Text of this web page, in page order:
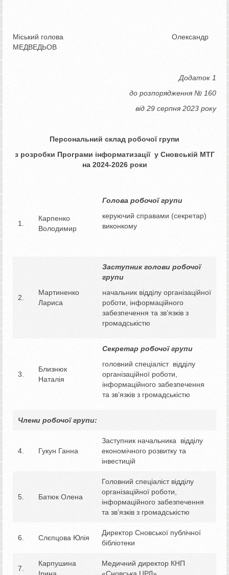
Міський голова Олександр
МЕДВЕДЬОВ
Додаток 1
до розпорядження № 160
від 29 серпня 2023 року
Персональний склад робочої групи
з розробки Програми інформатизації у Сновській МТГ
на 2024-2026 роки
1.
Карпенко
Володимир
Голова робочої групи
керуючий справами (секретар)
виконкому
2.
Мартиненко
Лариса
Заступник голови робочої
групи
начальник відділу організаційної
роботи, інформаційного
забезпечення та зв’язків з
громадськістю
3.
Близнюк
Наталія
Секретар робочої групи
головний спеціаліст відділу
організаційної роботи,
інформаційного забезпечення
та зв’язків з громадськістю
Члени робочої групи:
4. Гукун Ганна
Заступник начальника відділу
економічного розвитку та
інвестицій
5. Батюк Олена
Головний спеціаліст відділу
організаційної роботи,
інформаційного забезпечення
та зв’язків з громадськістю
6. Слєпцова Юлія
Директор Сновської публічної
бібліотеки
7.
Карпушина
Ірина
Медичний директор КНП
«Сновська ЦРЛ»